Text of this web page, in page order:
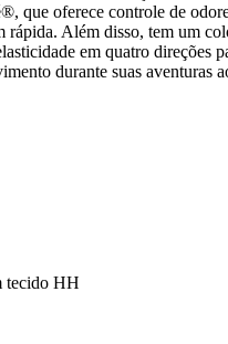
que oferece controle de
rápida. Além disso, tem um
em quatro direções
durante suas aventuras
tecido HH